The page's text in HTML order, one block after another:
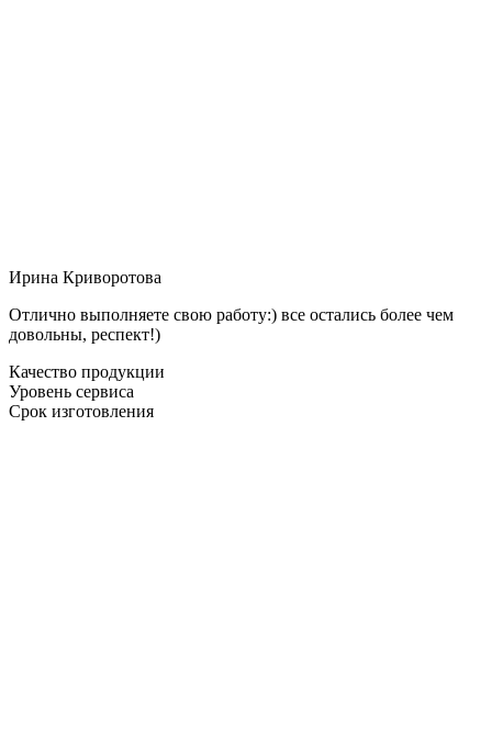
Ирина Криворотова
Отлично выполняете свою работу:) все остались более чем
довольны, респект!)
Качество продукции
Уровень сервиса
Срок изготовления